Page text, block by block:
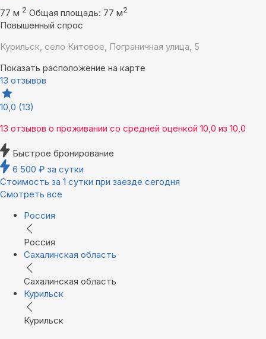
77 м 2 Общая площадь: 77 м2
Повышенный спрос
Курильск, село Китовое, Пограничная улица, 5
Показать расположение на карте
13 отзывов
10,0 (13)
13 отзывов о проживании со средней оценкой 10,0 из 10,0
Быстрое бронирование
6 500 ₽ за сутки
Стоимость за 1 сутки при заезде сегодня
Смотреть все
Россия
Россия
Сахалинская область
Сахалинская область
Курильск
Курильск